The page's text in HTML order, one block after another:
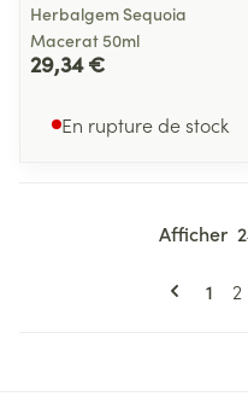
Herbalgem Sequoia
Macerat 50ml
29,34 €
En rupture de stock
1 2
Afficher